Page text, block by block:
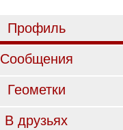
Профиль
Сообщения
Геометки
В друзьях